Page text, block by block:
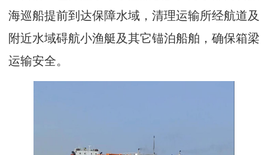
海巡船提前到达保障水域，清理运输所经航道及
附近水域碍航小渔艇及其它锚泊船舶，确保箱梁
运输安全。